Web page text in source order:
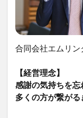
合同会社エムリン
【経営理念】
感謝の気持ちを忘
多くの方が繋がる